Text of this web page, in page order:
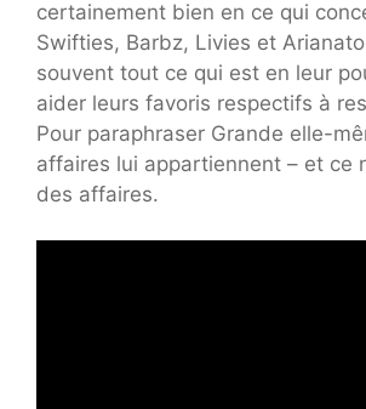
certainement bien en ce qui
Swifties, Barbz, Livies et
souvent tout ce qui est en leur
aider leurs favoris respectifs à
Pour paraphraser Grande elle-
affaires lui appartiennent – ​​et ce
des affaires.